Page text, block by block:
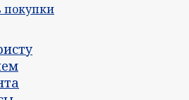
покупки